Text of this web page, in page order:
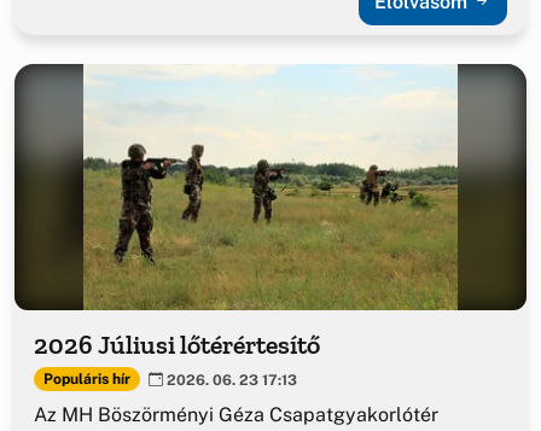
2026 Júliusi lőtérértesítő
Populáris hír 2026. 06. 23 17:13
Az MH Böszörményi Géza Csapatgyakorlótér